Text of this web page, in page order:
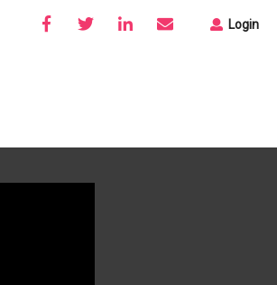
Login